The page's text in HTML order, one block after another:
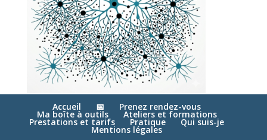
Accueil 📅 Prenez rendez-vous
Ma boîte à outils Ateliers et formations
Prestations et tarifs Pratique Qui suis-je
Mentions légales